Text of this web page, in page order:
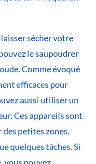
laisser sécher votre
le saupoudrer
Comme évoqué
efficaces pour
aussi utiliser un
Ces appareils sont
petites zones,
quelques tâches. Si